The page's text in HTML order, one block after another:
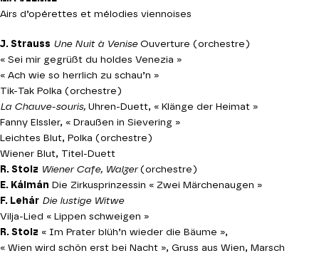
Airs d’opérettes et mélodies viennoises
J. Strauss Une Nuit à VeniseOuverture (orchestre)
« Sei mir gegrüßt du holdes Venezia »
« Ach wie so herrlich zu schau’n »
Tik-Tak Polka (orchestre)
La Chauve-souris, Uhren-Duett, « Klänge der Heimat »
Fanny Elssler, « Draußen in Sievering »
Leichtes Blut, Polka (orchestre)
Wiener Blut, Titel-Duett
R. Stolz Wiener Cafe, Walzer(orchestre)
E. Kálmán Die Zirkusprinzessin « Zwei Märchenaugen »
F. Lehár Die lustige Witwe
Vilja-Lied « Lippen schweigen »
R. Stolz « Im Prater blüh’n wieder die Bäume »,
« Wien wird schön erst bei Nacht », Gruss aus Wien, Marsch